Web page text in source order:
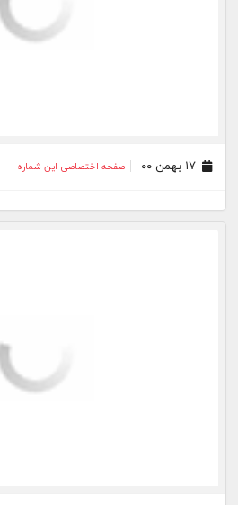
۱۷ بهمن ۰۰ صفحه اختصاصی این شماره